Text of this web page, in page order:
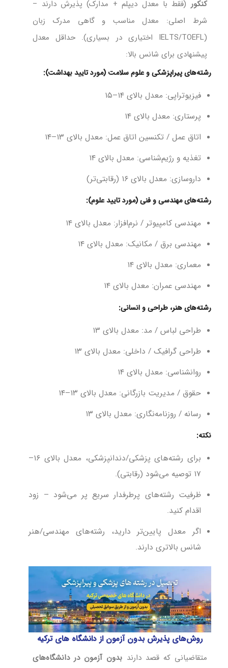
کنکور(فقط با معدل دیپلم + مدارک) پذیرش دارند –
شرط اصلی: معدل مناسب و گاهی مدرک زبان
(IELTS/TOEFL اختیاری در بسیاری). حداقل معدل
پیشنهادی برای شانس بالا:
رشته‌های پیراپزشکی و علوم سلامت (مورد تایید بهداشت):
فیزیوتراپی: معدل بالای ۱۴–۱۵
پرستاری: معدل بالای ۱۴
اتاق عمل / تکنسین اتاق عمل: معدل بالای ۱۳–۱۴
تغذیه و رژیم‌شناسی: معدل بالای ۱۴
داروسازی: معدل بالای ۱۶ (رقابتی‌تر)
رشته‌های مهندسی و فنی (مورد تایید علوم):
مهندسی کامپیوتر / نرم‌افزار: معدل بالای ۱۴
مهندسی برق / مکانیک: معدل بالای ۱۴
معماری: معدل بالای ۱۴
مهندسی عمران: معدل بالای ۱۴
رشته‌های هنر، طراحی و انسانی:
طراحی لباس / مد: معدل بالای ۱۳
طراحی گرافیک / داخلی: معدل بالای ۱۳
روانشناسی: معدل بالای ۱۴
حقوق / مدیریت بازرگانی: معدل بالای ۱۳–۱۴
رسانه / روزنامه‌نگاری: معدل بالای ۱۳
نکته:
برای رشته‌های پزشکی/دندانپزشکی، معدل بالای ۱۶–
۱۷ توصیه می‌شود (رقابتی).
ظرفیت رشته‌های پرطرفدار سریع پر می‌شود – زود
اقدام کنید.
اگر معدل پایین‌تر دارید، رشته‌های مهندسی/هنر
شانس بالاتری دارند.
روش‌های پذیرش بدون آزمون از دانشگاه های ترکیه
متقاضیانی که قصد دارند بدون آزمون در دانشگاه‌های